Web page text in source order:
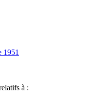
1951
à :